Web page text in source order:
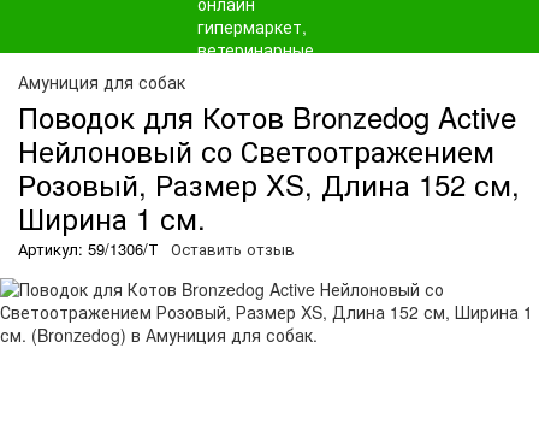
Амуниция для собак
Поводок для Котов Bronzedog Active
Нейлоновый со Светоотражением
Розовый, Размер XS, Длина 152 см,
Ширина 1 см.
Артикул: 59/1306/Т Оставить отзыв